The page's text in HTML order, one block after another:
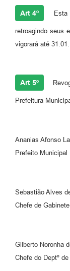
Art 4º Esta
retroagindo seus
vigorará até
Art 5º
Prefeitura
Ananias Afonso
Prefeito Municipal
Sebastião Alves
Chefe de Gabinete
Gilberto Noronha
Chefe do Deptº